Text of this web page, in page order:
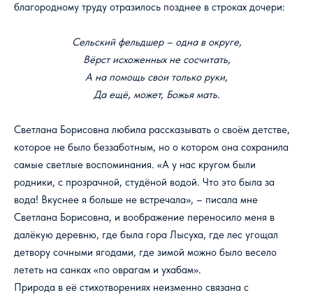
благородному труду отразилось позднее в строках дочери:
Сельский фельдшер – одна в округе,
Вёрст исхоженных не сосчитать,
А на помощь свои только руки,
Да ещё, может, Божья мать.
Светлана Борисовна любила рассказывать о своём детстве,
которое не было беззаботным, но о котором она сохранила
самые светлые воспоминания. «А у нас кругом были
родники, с прозрачной, студёной водой. Что это была за
вода! Вкуснее я больше не встречала», – писала мне
Светлана Борисовна, и воображение переносило меня в
далёкую деревню, где была гора Лысуха, где лес угощал
детвору сочными ягодами, где зимой можно было весело
лететь на санках «по оврагам и ухабам».
Природа в её стихотворениях неизменно связана с